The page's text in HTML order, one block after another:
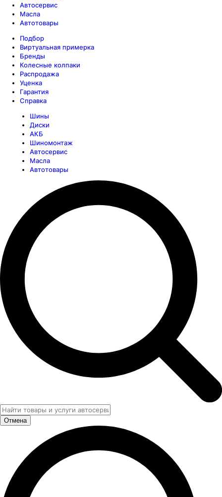
Автосервис
Масла
Автотовары
Подбор
Виртуальная примерка
Бренды
Колесные колпаки
Распродажа
Уценка
Гарантия
Справка
Шины
Диски
АКБ
Шиномонтаж
Автосервис
Масла
Автотовары
Отмена